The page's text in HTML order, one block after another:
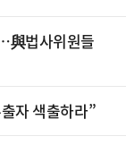
與법사위원들
자 색출하라”